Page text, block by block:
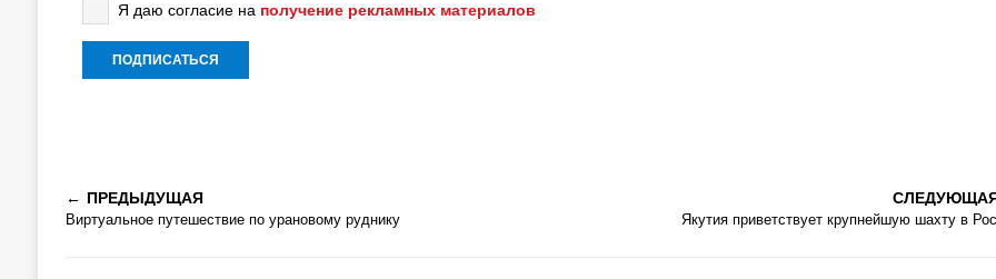
Я даю согласие на получение рекламных материалов
ПРЕДЫДУЩАЯ
Виртуальное путешествие по урановому руднику Якутия приветствует крупнейшую шахту в